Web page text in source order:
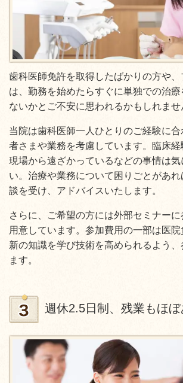
歯科医師免許を取得したばかりの方や
は、勤務を始めたらすぐに単独での治
ないかとご不安に思われるかもしれませ
当院は歯科医師一人ひとりのご経験に
者さまや業務を考慮しています。臨床
現場から遠ざかっているなどの事情は気
い。治療や業務について困りごとがあ
談を受け、アドバイスいたします。
さらに、ご希望の方には外部セミナー
用意しています。参加費用の一部は医
新の知識を学び技術を高められるよう
ます。
週休2.5日制、残業もほ